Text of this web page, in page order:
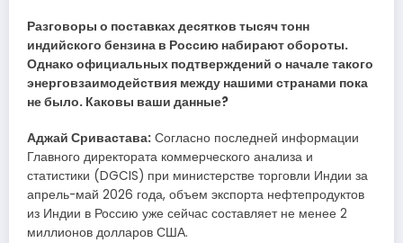
Разговоры о поставках десятков тысяч тонн
индийского бензина в Россию набирают обороты.
Однако официальных подтверждений о начале такого
энерговзаимодействия между нашими странами пока
не было. Каковы ваши данные?
Аджай Сривастава: Согласно последней информации
Главного директората коммерческого анализа и
статистики (DGCIS) при министерстве торговли Индии за
апрель-май 2026 года, объем экспорта нефтепродуктов
из Индии в Россию уже сейчас составляет не менее 2
миллионов долларов США.